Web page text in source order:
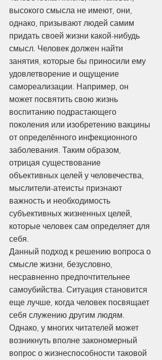
высокого смысла не имеют, они,
однако, призывают людей самим
придать своей жизни какой-нибудь
смысл. Человек должен найти
занятия, которые бы приносили ему
удовлетворение и ощущение
самореализации. Например, он
может посвятить свою жизнь
воспитанию подрастающего
поколения или изобретению вакцины
от определённого инфекционного
заболевания. Таким образом,
отрицая существование
объективных целей у человечества,
мыслители-атеисты признают
важность и необходимость
субъективных жизненных целей,
которые человек сам определяет для
себя.
Данный подход к решению вопроса о
смысле жизни, безусловно,
несравненно предпочтительнее
самоубийства. Ситуация становится
еще лучше, когда человек посвящает
себя служению другим людям.
Однако, у многих читателей может
возникнуть вполне закономерный
вопрос о жизнеспособности таковой